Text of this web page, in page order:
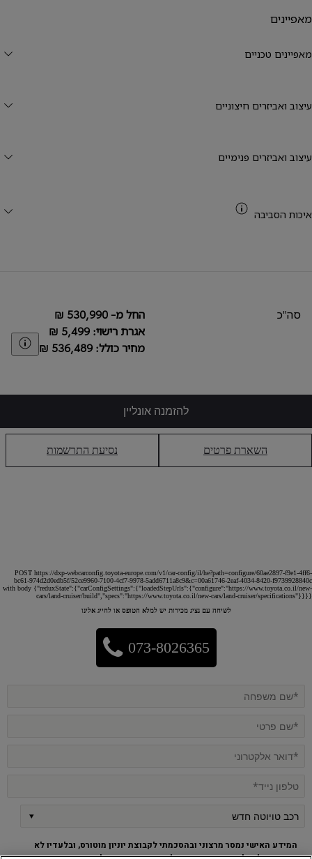
מאפיינים
מאפיינים טכניים
עיצוב ואביזרים חיצוניים
עיצוב ואביזרים פנימיים
איכות הסביבה
סה"כ
החל מ- ‏530,990 ‏₪
אגרת רישוי: ‏5,499 ‏₪
מחיר כולל: ‏536,489 ‏₪
להזמנה אונליין
השארת פרטים נסיעת התרשמות
POST https://dxp-webcarconfig.toyota-europe.com/v1/car-config/il/he?path=configure/60ae2897-f9e1-4ff6-
bc61-974d2d0edb5f/52ce9960-7100-4cf7-9978-5add6711a8c9&c=00a61746-2eaf-4034-8420-f9739928840c
with body {"reduxState":{"carConfigSettings":{"loadedStepUrls":{"configure":"https://www.toyota.co.il/new-
cars/land-cruiser/build","specs":"https://www.toyota.co.il/new-cars/land-cruiser/specifications"}}}}
לשיחה עם נציג מכירות יש למלא הטופס או לחייג אלינו
073-8026365
המידע האישי נמסר מרצוני ובהסכמתי לקבוצת יוניון מוטורס, ובלעדיו לא